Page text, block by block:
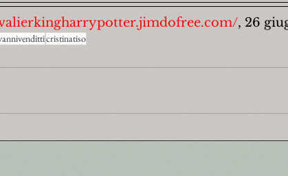
, 26
cristinatiso